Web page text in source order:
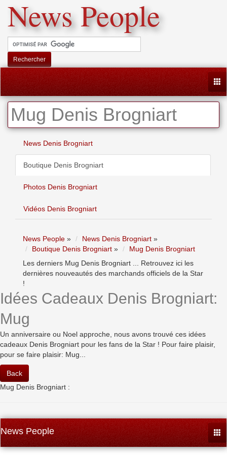
News People
Rechercher
Mug Denis Brogniart
News Denis Brogniart
Boutique Denis Brogniart
Photos Denis Brogniart
Vidéos Denis Brogniart
News People » News Denis Brogniart »
Boutique Denis Brogniart »
Mug Denis Brogniart
Les derniers Mug Denis Brogniart ... Retrouvez ici les
dernières nouveautés des marchands officiels de la Star
!
Idées Cadeaux Denis Brogniart:
Mug
Un anniversaire ou Noel approche, nous avons trouvé ces idées
cadeaux Denis Brogniart pour les fans de la Star ! Pour faire plaisir,
pour se faire plaisir: Mug...
Back
Mug Denis Brogniart :
News People